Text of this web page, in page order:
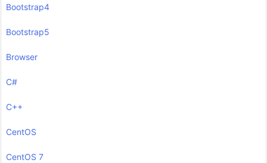
Bootstrap4
Bootstrap5
Browser
C#
C++
CentOS
CentOS 7